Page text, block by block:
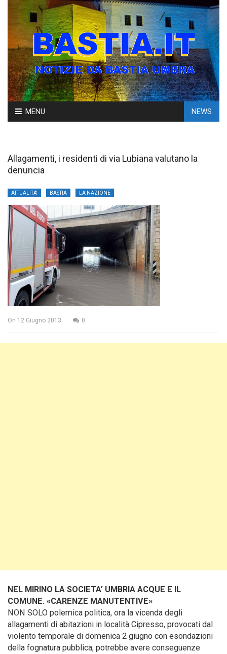
Skip
to
MENU NEWS
Allagamenti, i residenti di via Lubiana valutano la
denuncia
ATTUALITA' BASTIA LA NAZIONE
On 12 Giugno 2013 0
NEL MIRINO LA SOCIETA’ UMBRIA ACQUE E IL
COMUNE. «CARENZE MANUTENTIVE»
NON SOLO polemica politica, ora la vicenda degli
allagamenti di abitazioni in località Cipresso, provocati dal
violento temporale di domenica 2 giugno con esondazioni
della fognatura pubblica, potrebbe avere conseguenze